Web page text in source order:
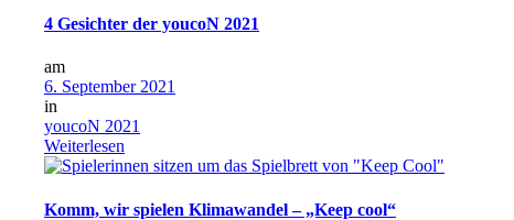
4 Gesichter der youcoN 2021
am
6. September 2021
in
youcoN 2021
Weiterlesen
Komm, wir spielen Klimawandel – „Keep cool“